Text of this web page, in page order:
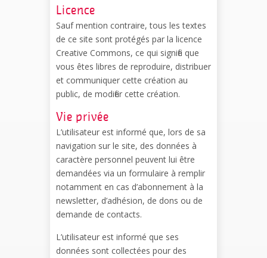
Licence
Sauf mention contraire, tous les textes
de ce site sont protégés par la licence
Creative Commons, ce qui signifie que
vous êtes libres de reproduire, distribuer
et communiquer cette création au
public, de modifier cette création.
Vie privée
L’utilisateur est informé que, lors de sa
navigation sur le site, des données à
caractère personnel peuvent lui être
demandées via un formulaire à remplir
notamment en cas d’abonnement à la
newsletter, d’adhésion, de dons ou de
demande de contacts.
L’utilisateur est informé que ses
données sont collectées pour des